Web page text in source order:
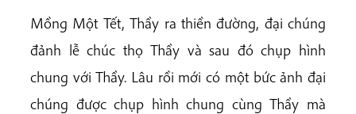
Mồng Một Tết, Thầy ra thiền đường, đại chúng
đảnh lễ chúc thọ Thầy và sau đó chụp hình
chung với Thầy. Lâu rồi mới có một bức ảnh đại
chúng được chụp hình chung cùng Thầy mà